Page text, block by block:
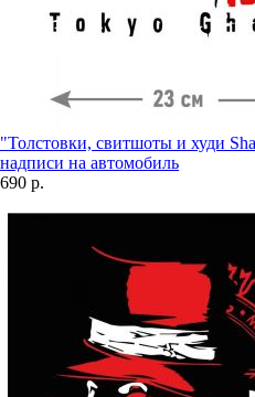
"Толстовки, свитшоты и худи
надписи на автомобиль
690 р.